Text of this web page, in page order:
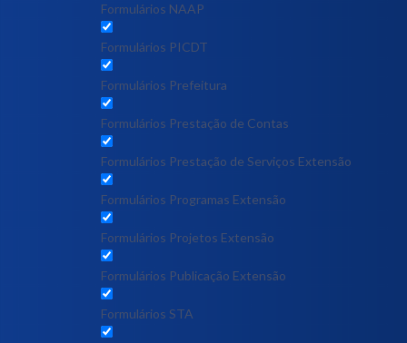
Formulários NAAP
Formulários PICDT
Formulários Prefeitura
Formulários Prestação de Contas
Formulários Prestação de Serviços Extensão
Formulários Programas Extensão
Formulários Projetos Extensão
Formulários Publicação Extensão
Formulários STA